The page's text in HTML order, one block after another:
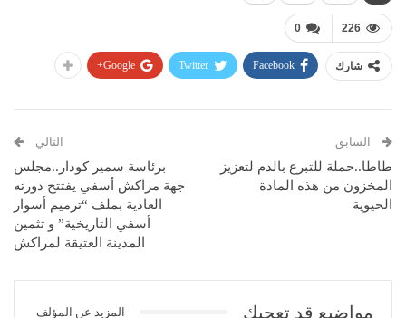
0 226
شارك Facebook
Twitter
Google+
السابق
طاطا..حملة للتبرع بالدم لتعزيز
المخزون من هذه المادة
الحيوية
التالي
برئاسة سمير كودار..مجلس
جهة مراكش أسفي يفتتح دورته
العادية بملف “ترميم أسوار
أسفي التاريخية” و تثمين
المدينة العتيقة لمراكش
مواضيع قد تعجبك المزيد عن المؤلف